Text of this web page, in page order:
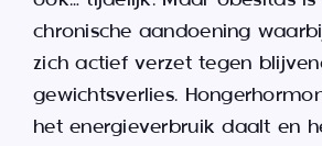
chronische aandoening
zich actief verzet tegen
gewichtsverlies.
het energieverbruik daalt en